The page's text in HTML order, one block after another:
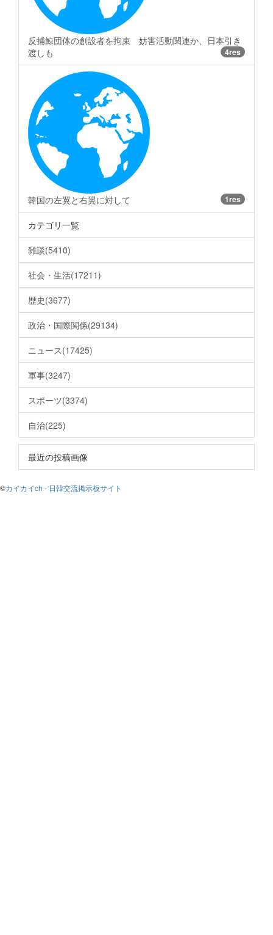
反捕鯨団体の創設者を拘束 妨害活動関連か、日本引き
渡しも
4res
韓国の左翼と右翼に対して 1res
カテゴリ一覧
雑談(5410)
社会・生活(17211)
歴史(3677)
政治・国際関係(29134)
ニュース(17425)
軍事(3247)
スポーツ(3374)
自治(225)
最近の投稿画像
©カイカイch - 日韓交流掲示板サイト